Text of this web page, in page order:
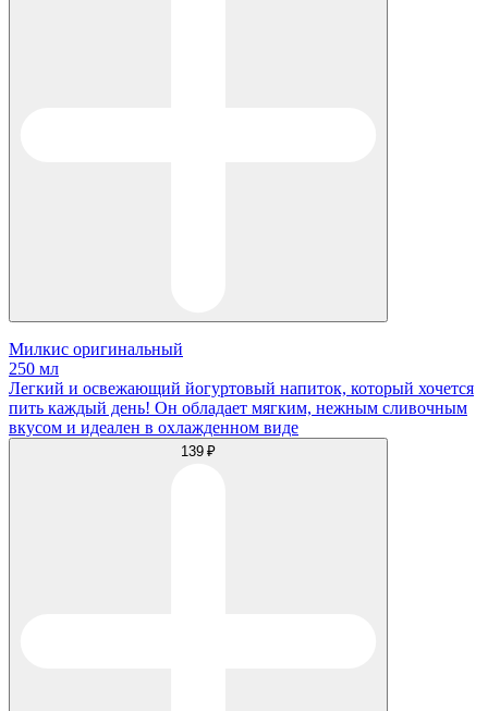
Милкис оригинальный
250 мл
Легкий и освежающий йогуртовый напиток, который хочется
пить каждый день! Он обладает мягким, нежным сливочным
вкусом и идеален в охлажденном виде
139 ₽